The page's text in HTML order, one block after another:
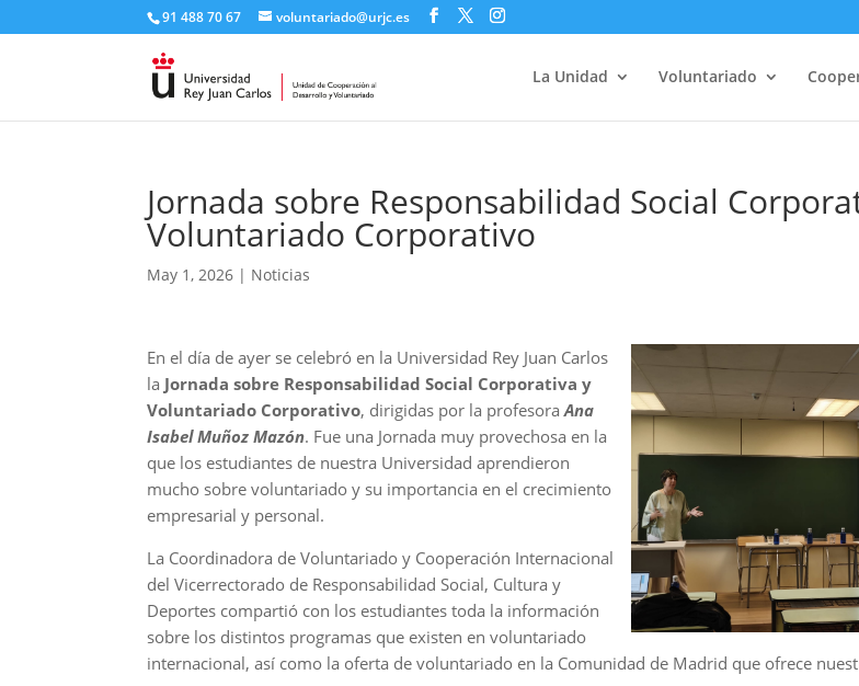
91 488 70 67 voluntariado@urjc.es
La Unidad Voluntariado
Jornada sobre Responsabilidad Social
Voluntariado Corporativo
May 1, 2026 | Noticias
En el día de ayer se celebró en la Universidad Rey Juan Carlos
la Jornada sobre Responsabilidad Social Corporativa y
Voluntariado Corporativo, dirigidas por la profesoraAna
Isabel Muñoz Mazón. Fue una Jornada muy provechosa en la
que los estudiantes de nuestra Universidad aprendieron
mucho sobre voluntariado y su importancia en el crecimiento
empresarial y personal.
La Coordinadora de Voluntariado y Cooperación Internacional
del Vicerrectorado de Responsabilidad Social, Cultura y
Deportes compartió con los estudiantes toda la información
sobre los distintos programas que existen en voluntariado
internacional, así como la oferta de voluntariado en la Comunidad de Madrid que ofrece